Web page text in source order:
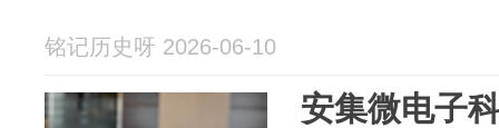
铭记历史呀 2026-06-10
安集微电子